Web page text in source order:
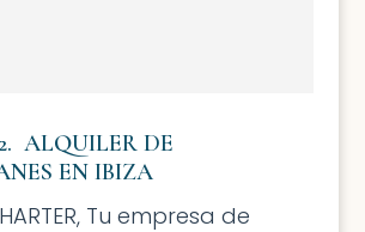
ALQUILER DE
EN IBIZA
Tu empresa de